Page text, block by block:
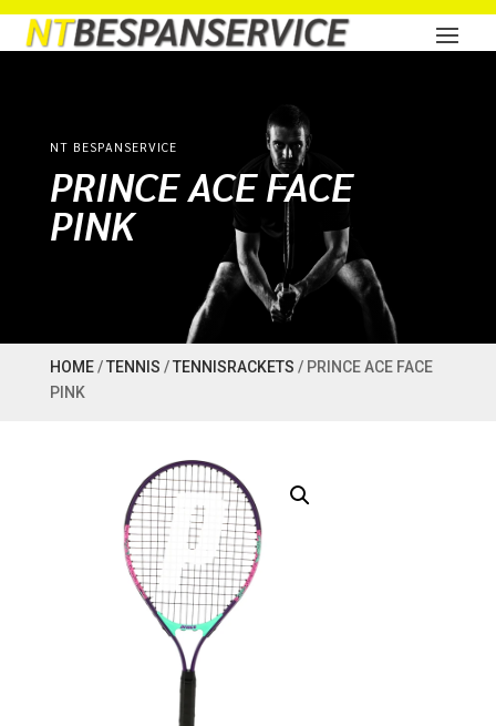
NT BESPANSERVICE
PRINCE ACE FACE
PINK
HOME/TENNIS /TENNISRACKETS / PRINCE ACE FACE
PINK